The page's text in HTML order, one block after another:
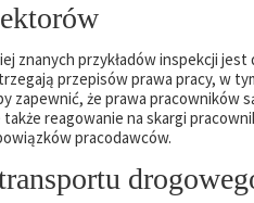
znanych przykładów inspekcji
przepisów prawa pracy, w
zapewnić, że prawa pracowników
także reagowanie na skargi
pracodawców.